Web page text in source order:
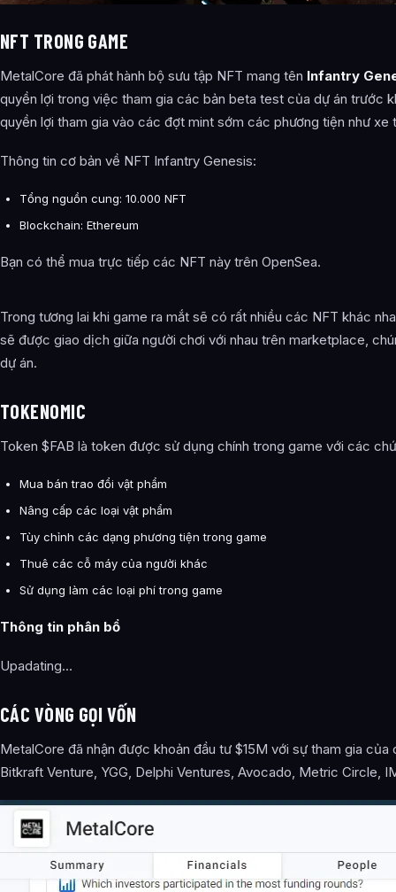
NFT TRONG GAME
MetalCore đã phát hành bộ sưu tập NFT mang tên Infantry
quyền lợi trong việc tham gia các bản beta test của dự án trước
quyền lợi tham gia vào các đợt mint sớm các phương tiện như xe
Thông tin cơ bản về NFT Infantry Genesis:
Tổng nguồn cung: 10.000 NFT
Blockchain: Ethereum
Bạn có thể mua trực tiếp các NFT này trên OpenSea.
Trong tương lai khi game ra mắt sẽ có rất nhiều các NFT khác
sẽ được giao dịch giữa người chơi với nhau trên marketplace,
dự án.
TOKENOMIC
Token $FAB là token được sử dụng chính trong game với các
Mua bán trao đổi vật phẩm
Nâng cấp các loại vật phẩm
Tùy chỉnh các dạng phương tiện trong game
Thuê các cỗ máy của người khác
Sử dụng làm các loại phí trong game
Thông tin phân bổ
Upadating…
CÁC VÒNG GỌI VỐN
MetalCore đã nhận được khoản đầu tư $15M với sự tham gia
Bitkraft Venture, YGG, Delphi Ventures, Avocado, Metric Circle,